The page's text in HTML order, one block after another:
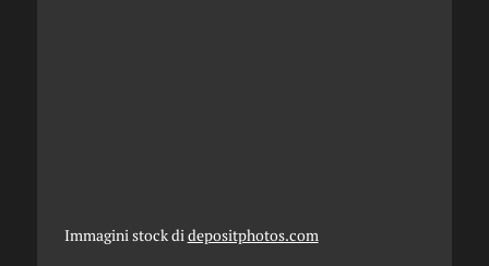
Immagini stock di depositphotos.com